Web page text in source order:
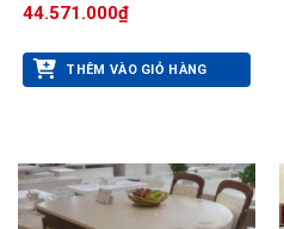
44.571.000₫
THÊM VÀO GIỎ HÀNG